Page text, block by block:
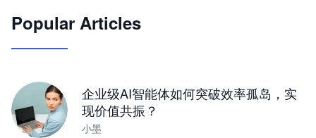
JimoClaw 桌面 AI Agent 工作台
Popular Articles
企业级AI智能体如何突破效率孤岛，实
现价值共振？
小墨